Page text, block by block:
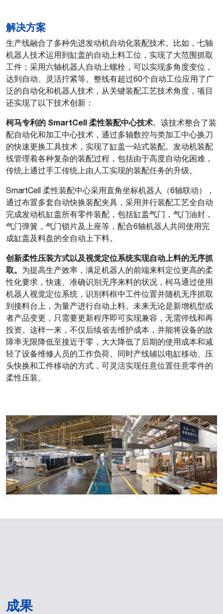
解决方案
生产线融合了多种先进发动机自动化装配技术。比如，七轴
机器人技术运用到缸盖的自动上料工位，实现了大范围抓取
工件；采用六轴机器人自动上螺栓，可以实现多角度变位，
达到自动、灵活拧紧等。整线有超过60个自动工位应用了广
泛的自动化和机器人技术，从关键装配工艺技术角度，项目
还实现了以下技术创新：
柯马专利的 SmartCell 柔性装配中心技术。该技术整合了装
配自动化和加工中心技术，通过多轴数控与类加工中心换刀
的快速更换工具技术，实现了缸盖一站式装配。发动机装配
线管理着各种复杂的装配过程，包括由于高度自动化困难，
传统上通过手工传统上由人工实现的装配任务的升级。
SmartCell 柔性装配中心采用直角坐标机器人（6轴联动），
通过布置多套自动快换装配夹具，采用并行装配工艺全自动
完成发动机缸盖所有零件装配，包括缸盖气门，气门油封，
气门弹簧，气门锁片及上座等，配合6轴机器人共同使用完
成缸盖及料盘的全自动上下料。
创新柔性压装方式以及视觉定位系统实现自动上料的无序抓
取。 为提高生产效率，满足机器人的前端来料定位更高的柔
性化要求，快速、准确识别无序来料的状况，柯马通过使用
机器人视觉定位系统，识别料框中工件位置并随机无序抓取
到接料台上，为量产进行自动上料。未来无论是新增机型或
者产品变更，只需要更新程序即可实现兼容，无需停线和再
投资。这样一来，不仅后续省去维护成本，并能将设备的故
障率无限降低至接近于零，大大降低了后期的使用成本和减
轻了设备维修人员的工作负荷。同时产线辅以电缸移动、压
头快换和工件移动的方式，可灵活实现任意位置任意零件的
柔性压装。
成果